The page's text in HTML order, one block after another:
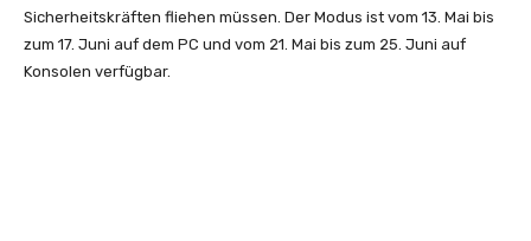
Sicherheitskräften fliehen müssen. Der Modus ist vom 13. Mai bis
zum 17. Juni auf dem PC und vom 21. Mai bis zum 25. Juni auf
Konsolen verfügbar.